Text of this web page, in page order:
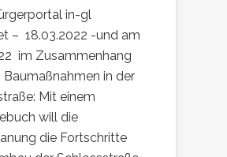
in-gl
– 18.03.2022 -und am
im Zusammenhang
in der
Mit einem
will die
die Fortschritte